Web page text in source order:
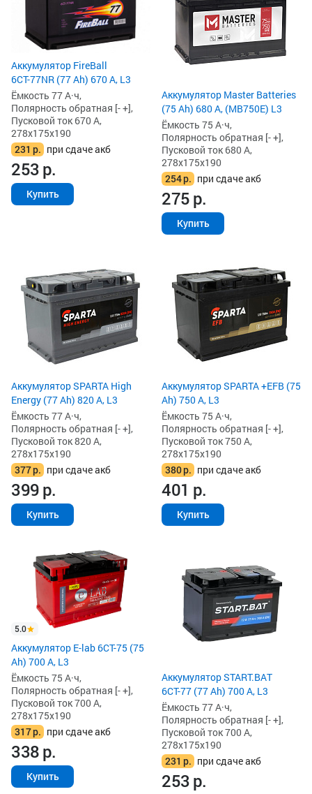
Аккумулятор FireBall
6СТ-77NR (77 Ah) 670 А, L3
Ёмкость 77 А·ч,
Полярность обратная [- +],
Пусковой ток 670 А,
278x175x190
231 р. при сдаче акб
253р.
Купить
Аккумулятор Master Batteries
(75 Ah) 680 А, (MB750E) L3
Ёмкость 75 А·ч,
Полярность обратная [- +],
Пусковой ток 680 А,
278x175x190
254р. при сдаче акб
275р.
Купить
Аккумулятор SPARTA High
Energy (77 Ah) 820 А, L3
Ёмкость 77 А·ч,
Полярность обратная [- +],
Пусковой ток 820 А,
278x175x190
377р. при сдаче акб
399р.
Купить
Аккумулятор SPARTA +EFB (75
Ah) 750 А, L3
Ёмкость 75 А·ч,
Полярность обратная [- +],
Пусковой ток 750 А,
278x175x190
380р. при сдаче акб
401 р.
Купить
5.0
Аккумулятор E-lab 6СТ-75 (75
Ah) 700 А, L3
Ёмкость 75 А·ч,
Полярность обратная [- +],
Пусковой ток 700 А,
278x175x190
317р. при сдаче акб
338р.
Купить
Аккумулятор START.BAT
6СТ-77 (77 Ah) 700 А, L3
Ёмкость 77 А·ч,
Полярность обратная [- +],
Пусковой ток 700 А,
278x175x190
231 р. при сдаче акб
253р.